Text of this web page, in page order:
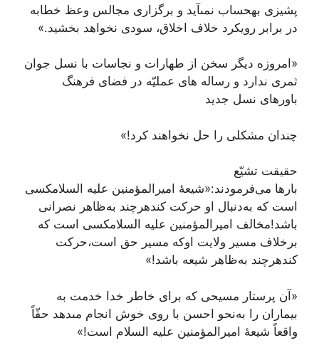
پشیزى به‏حساب نمى‏آید و برگزارى مجالس وعظ خطابه
در برابر رویکرد خلاف اخلاق، سودى نخواهد بخشید.»
«امروزه دیگر سخن از طهارات و نجاسات با نسل جوان
ثمرى ندارد و رساله ‏هاى عملیّه در فضاى فرهنگ
باورهاى نسل جدید
چندان مشکلى را حل نخواهند کرد!»
حقیقت تشیّع
بارها می‌فرمودند:«شیعۀ امیرالمؤمنین علیه السلامکسی
است که به‌دنبال او حرکت کندهرچند به‌ظاهر نصرانی
باشد!مخالف امیرالمؤمنین علیه السلامکسی است که
برخلاف مسیر ولایت اوکه مسیر حق است،حرکت
کندهرچند به‌ظاهر شیعه باشد!»
«آن پرستار مسیحى که براى خاطر خدا خدمت به
بیماران را به‌نحو احسن با روى خوش انجام مى‏دهد حقّاً
واقعاً شیعۀ امیرالمؤمنین علیه ‏السلام است!»